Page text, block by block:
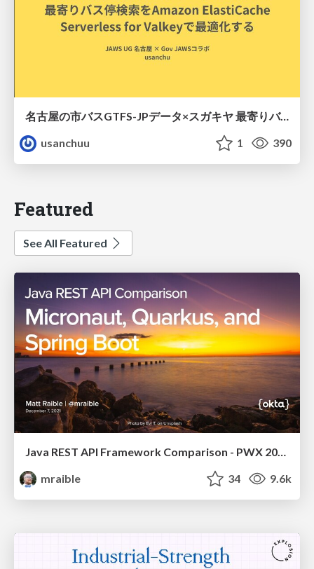
名古屋の市バスGTFS-JPデータ×スガキヤ 最寄りバス停検索をAmazon ElastiCache Serverless for Valkeyで最適化する
usanchuu
1 390
Featured
See All Featured
Java REST API Framework Comparison - PWX 2021
mraible
34 9.6k